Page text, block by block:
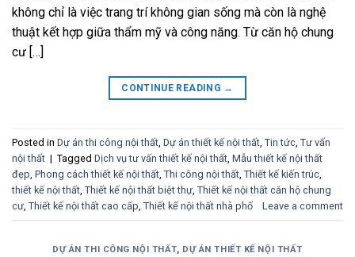
không chỉ là việc trang trí không gian sống mà còn là nghệ
thuật kết hợp giữa thẩm mỹ và công năng. Từ căn hộ chung
cư […]
CONTINUE READING →
Posted in Dự án thi công nội thất Dự án thiết kế nội thất Tin tức Tư vấn
nội thất | Tagged Dịch vụ tư vấn thiết kế nội thất Mẫu thiết kế nội thất
đẹp Phong cách thiết kế nội thất Thi công nội thất Thiết kế kiến ​​trúc
thiết kế nội thất Thiết kế nội thất biệt thự Thiết kế nội thất căn hộ chung
cư Thiết kế nội thất cao cấp Thiết kế nội thất nhà phố Leave a comment
DỰ ÁN THI CÔNG NỘI THẤT, DỰ ÁN THIẾT KẾ NỘI THẤT